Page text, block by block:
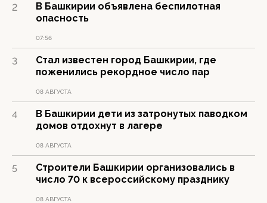
2
В Башкирии объявлена беспилотная
опасность
07:56
3
Стал известен город Башкирии, где
поженились рекордное число пар
08 АВГУСТА
4
В Башкирии дети из затронутых паводком
домов отдохнут в лагере
08 АВГУСТА
5
Строители Башкирии организовались в
число 70 к всероссийскому празднику
08 АВГУСТА